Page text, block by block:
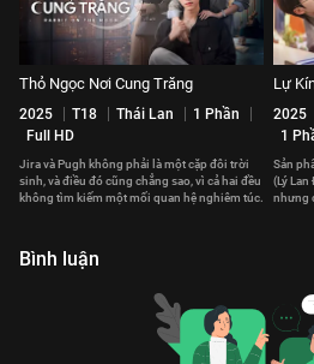
Thỏ Ngọc Nơi Cung Trăng
2025 T18 Thái Lan
1 Phần
Full HD
Jira và Pugh không phải là một cặp đôi trời
sinh, và điều đó cũng chẳng sao, vì cả hai đều
không tìm kiếm một mối quan hệ nghiêm túc.
Lự
2025
1
Sản
(Lý
nhưng
Bình luận